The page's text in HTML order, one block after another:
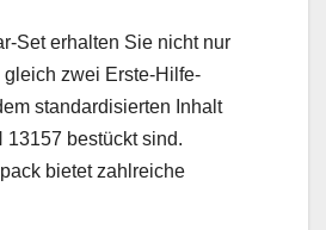
Set erhalten Sie nicht nur
zwei Erste-Hilfe-
standardisierten Inhalt
13157 bestückt sind.
bietet zahlreiche